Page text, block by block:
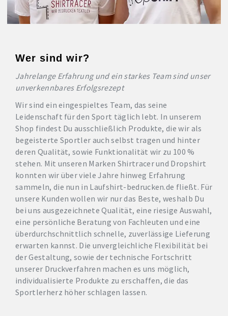
Wer sind wir?
Jahrelange Erfahrung und ein starkes Team sind unser
unverkennbares Erfolgsrezept
Wir sind ein eingespieltes Team, das seine
Leidenschaft für den Sport täglich lebt. In unserem
Shop findest Du ausschließlich Produkte, die wir als
begeisterte Sportler auch selbst tragen und hinter
deren Qualität, sowie Funktionalität wir zu 100 %
stehen. Mit unseren Marken Shirtracer und Dropshirt
konnten wir über viele Jahre hinweg Erfahrung
sammeln, die nun in Laufshirt-bedrucken.de fließt. Für
unsere Kunden wollen wir nur das Beste, weshalb Du
bei uns ausgezeichnete Qualität, eine riesige Auswahl,
eine persönliche Beratung von Fachleuten und eine
überdurchschnittlich schnelle, zuverlässige Lieferung
erwarten kannst. Die unvergleichliche Flexibilität bei
der Gestaltung, sowie der technische Fortschritt
unserer Druckverfahren machen es uns möglich,
individualisierte Produkte zu erschaffen, die das
Sportlerherz höher schlagen lassen.